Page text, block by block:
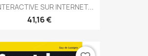
SUR INTERNET...
41,16 €